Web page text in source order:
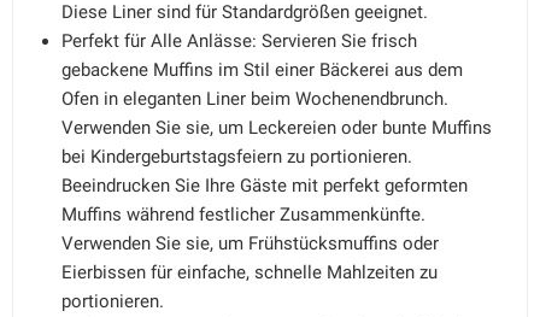
Diese Liner sind für Standardgrößen geeignet.
Perfekt für Alle Anlässe: Servieren Sie frisch
gebackene Muffins im Stil einer Bäckerei aus dem
Ofen in eleganten Liner beim Wochenendbrunch.
Verwenden Sie sie, um Leckereien oder bunte Muffins
bei Kindergeburtstagsfeiern zu portionieren.
Beeindrucken Sie Ihre Gäste mit perfekt geformten
Muffins während festlicher Zusammenkünfte.
Verwenden Sie sie, um Frühstücksmuffins oder
Eierbissen für einfache, schnelle Mahlzeiten zu
portionieren.